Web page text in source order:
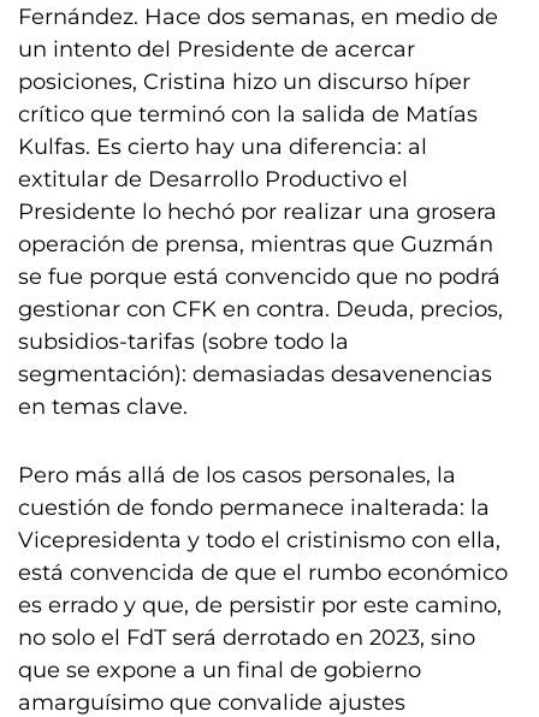
Fernández. Hace dos semanas, en medio de
un intento del Presidente de acercar
posiciones, Cristina hizo un discurso híper
crítico que terminó con la salida de Matías
Kulfas. Es cierto hay una diferencia: al
extitular de Desarrollo Productivo el
Presidente lo hechó por realizar una grosera
operación de prensa, mientras que Guzmán
se fue porque está convencido que no podrá
gestionar con CFK en contra. Deuda, precios,
subsidios-tarifas (sobre todo la
segmentación): demasiadas desavenencias
en temas clave.
Pero más allá de los casos personales, la
cuestión de fondo permanece inalterada: la
Vicepresidenta y todo el cristinismo con ella,
está convencida de que el rumbo económico
es errado y que, de persistir por este camino,
no solo el FdT será derrotado en 2023, sino
que se expone a un final de gobierno
amarguísimo que convalide ajustes